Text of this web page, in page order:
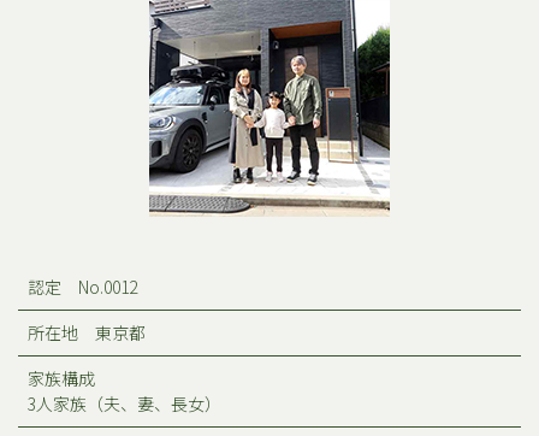
認定 No.0012
所在地 東京都
家族構成
3人家族（夫、妻、長女）